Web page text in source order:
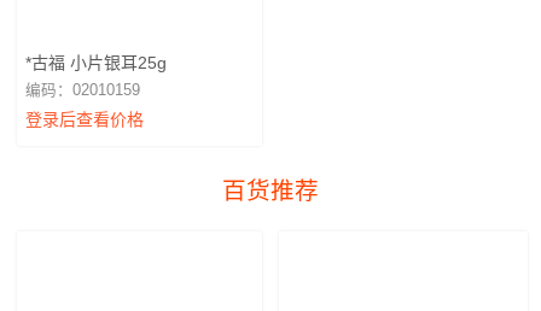
*古福 小片银耳25g
编码：02010159
登录后查看价格
百货推荐